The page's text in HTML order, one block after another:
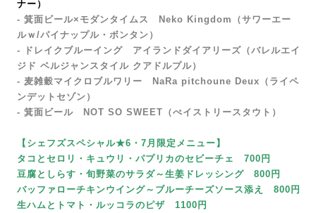
ナー）
- 箕面ビール×モダンタイムス Neko Kingdom（サワーエー
ルｗ/パイナップル・ボンタン）
- ドレイクブルーイング アイランドダイアリーズ（バレルエイ
ジド ベルジャンスタイル クアドルプル）
- 麦雑穀マイクロブルワリー
NaRa pitchoune Deux （ライペ
ンデットセゾン）
- 箕面ビール NOT SO SWEET（ぺイストリースタウト）
【シェフズスペシャル★6・7月限定メニュー】
タコとセロリ・キュウリ・パプリカのセビーチェ 700円
豆腐としらす・旬野菜のサラダ～生姜ドレッシング 800円
バッファローチキンウイング～ブルーチーズソース添え 800円
生ハムとトマト・ルッコラのピザ 1100円